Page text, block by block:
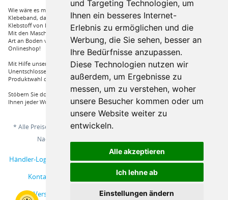
und Targeting Technologien, um
Ihnen ein besseres Internet-
Erlebnis zu ermöglichen und die
Werbung, die Sie sehen, besser an
Ihre Bedürfnisse anzupassen.
Diese Technologien nutzen wir
außerdem, um Ergebnisse zu
messen, um zu verstehen, woher
unsere Besucher kommen oder um
unsere Website weiter zu
entwickeln.
Alle akzeptieren
Ich lehne ab
Einstellungen ändern
Wie wäre es mit Klebstoffe von Uzin, wie zum Beispiel das Aluminium
Klebeband, dass Sie auch bei hoher Hitze einsetzen können oder auch ein
Klebstoff von Bona, dass für verkleben von Massivholzdielen in Einsatz kommt.
Mit den Maschinen von Wolff und Janser können sie im Handumdrehen jeder
Art an Boden verarbeiten. Vieles mehr an Marken und Artikel nur bei uns im
Onlineshop!
Mit Hilfe unserer Service Hotline sind Sie nur mit einem Anruf von ihrer
Unentschlossenheit erlöst und bekommen von einem Fachprofi die beste
Produktwahl die für sie relevant ist.
Stöbern Sie doch einfach durch unserem Sortiment und Sie werden sehen, dass
Ihnen jeder Wunsch erfüllt wird.
* Alle Preise inkl. gesetzl. Mehrwertsteuer zzgl.
Nachnahmegebühren, wenn nicht anders beschrieben
Händler-Login Musterbestellung Über uns
Hilfe / Support
Kontakt
Online-Streitschlichtungsplattform
Versand und Zahlungsbedingungen
Impressum